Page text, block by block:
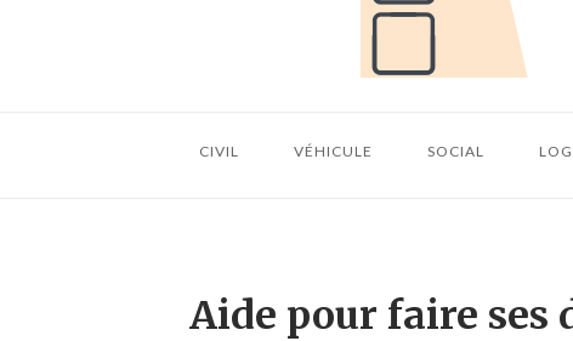
CIVIL VÉHICULE SOCIAL
Aide pour faire ses